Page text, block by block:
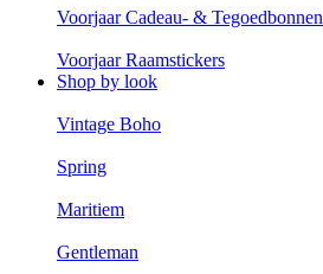
Voorjaar Cadeau- & Tegoedbonnen
Voorjaar Raamstickers
Shop by look
Vintage Boho
Spring
Maritiem
Gentleman